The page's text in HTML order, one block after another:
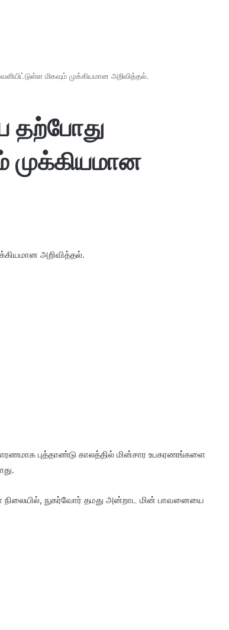
மிகவும் முக்கியமான அறிவித்தல்.
தற்போது
முக்கியமான
அறிவித்தல்.
புத்தாண்டு காலத்தில் மின்சார உபகரணங்களை
நிலையில், நுகர்வோர் தமது அன்றாட மின் பாவனையை